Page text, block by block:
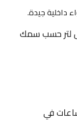
داخلية جيدة.
مربع لكل لتر حسب سمك
خلال 6 ساعات في